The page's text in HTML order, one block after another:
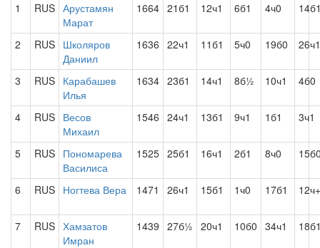
1
RUS Арустамян
Марат
1664 21б1 12ч1 6б1 4ч0
2 RUS Школяров
Даниил
1636 22ч1 11б1 5ч0 19б0 26ч1
3 RUS Карабашев
Илья
1634 23б1 14ч1 8б½ 10ч1 4б0
4 RUS Весов
Михаил
1546 24ч1 13б1 9ч1 1б1 3ч1
5 RUS Пономарева
Василиса
1525 25б1 16ч1 2б1 8ч0
6 RUS Ногтева Вера 1471 26ч1 15б1 1ч0 17б1 12ч+
7 RUS Хамзатов
Имран
1439 27б½ 20ч1 10б0 34ч1